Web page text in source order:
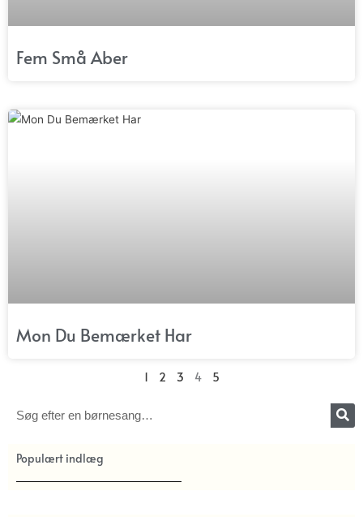
Fem Små Aber
Mon Du Bemærket Har
1 2 3 4 5
Søg
Populært indlæg